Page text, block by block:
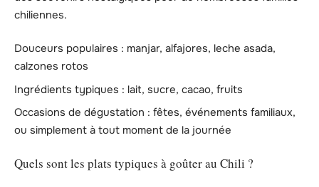
chiliennes.
Douceurs populaires : manjar, alfajores, leche asada,
calzones rotos
Ingrédients typiques : lait, sucre, cacao, fruits
Occasions de dégustation : fêtes, événements familiaux,
ou simplement à tout moment de la journée
Quels sont les plats typiques à goûter au Chili ?